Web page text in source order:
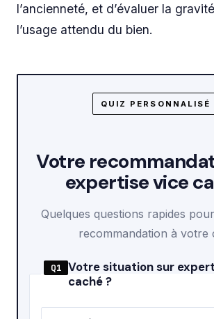
l’ancienneté, et d’évaluer la
l’usage attendu du bien.
QUIZ PERSONNALISÉ
Votre
expertise vice
Quelques questions rapides
recommandation à votre
Q1 Votre situation sur
caché ?